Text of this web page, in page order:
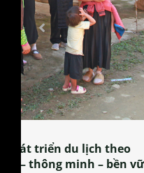
Làng làm bánh
tỏa đặc sản xứ